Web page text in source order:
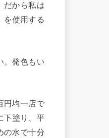
だから私は
を使用する
。発色もい
円均一店で
下塗り、平
の水で十分